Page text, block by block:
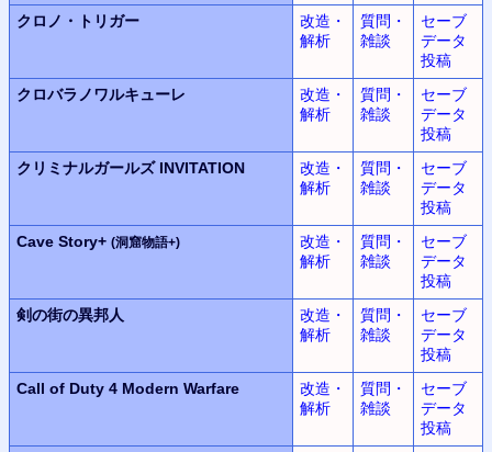
クロノ・トリガー
改造・
解析
質問・
雑談
セーブ
データ
投稿
クロバラノワルキューレ
改造・
解析
質問・
雑談
セーブ
データ
投稿
クリミナルガールズ INVITATION
改造・
解析
質問・
雑談
セーブ
データ
投稿
Cave Story+ (洞窟物語+)
改造・
解析
質問・
雑談
セーブ
データ
投稿
剣の街の異邦人
改造・
解析
質問・
雑談
セーブ
データ
投稿
Call of Duty 4 Modern Warfare
改造・
解析
質問・
雑談
セーブ
データ
投稿